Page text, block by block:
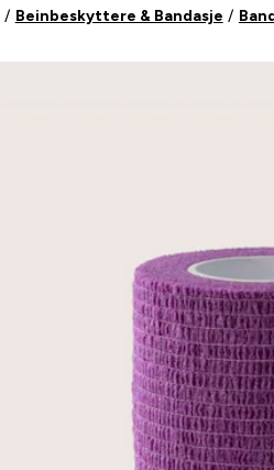
Beinbeskyttere & Bandasje